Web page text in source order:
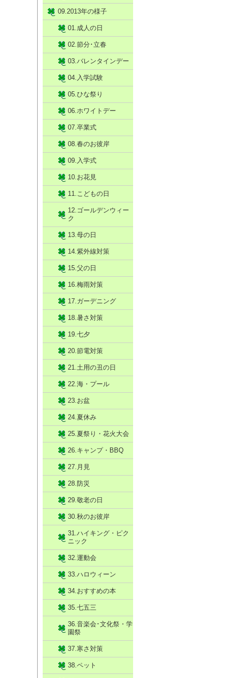
09.2013年の様子
01.成人の日
02.節分･立春
03.バレンタインデー
04.入学試験
05.ひな祭り
06.ホワイトデー
07.卒業式
08.春のお彼岸
09.入学式
10.お花見
11.こどもの日
12.ゴールデンウィー
ク
13.母の日
14.紫外線対策
15.父の日
16.梅雨対策
17.ガーデニング
18.暑さ対策
19.七夕
20.節電対策
21.土用の丑の日
22.海・プール
23.お盆
24.夏休み
25.夏祭り・花火大会
26.キャンプ・BBQ
27.月見
28.防災
29.敬老の日
30.秋のお彼岸
31.ハイキング・ピク
ニック
32.運動会
33.ハロウィーン
34.おすすめの本
35.七五三
36.音楽会･文化祭・学
園祭
37.寒さ対策
38.ペット